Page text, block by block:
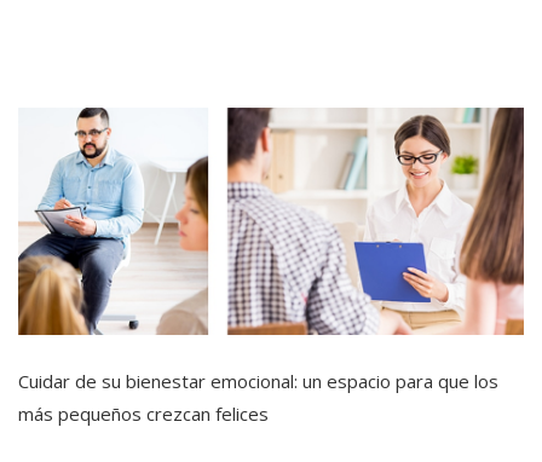
Cuidar de su bienestar emocional: un espacio para que los
más pequeños crezcan felices